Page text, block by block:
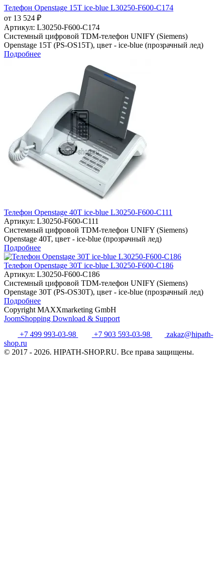
Телефон Openstage 15T ice-blue L30250-F600-C174
от 13 524 ₽
Артикул: L30250-F600-C174
Системный цифровой TDM-телефон UNIFY (Siemens)
Openstage 15T (PS-OS15T), цвет - ice-blue (прозрачный лед)
Подробнее
Телефон Openstage 40T ice-blue L30250-F600-C111
Артикул: L30250-F600-C111
Системный цифровой TDM-телефон UNIFY (Siemens)
Openstage 40T, цвет - ice-blue (прозрачный лед)
Подробнее
Телефон Openstage 30T ice-blue L30250-F600-C186
Артикул: L30250-F600-C186
Системный цифровой TDM-телефон UNIFY (Siemens)
Openstage 30T (PS-OS30T), цвет - ice-blue (прозрачный лед)
Подробнее
Copyright MAXXmarketing GmbH
JoomShopping Download & Support
+7 499 993-03-98
+7 903 593-03-98
zakaz@hipath-
shop.ru
© 2017 - 2026. HIPATH-SHOP.RU. Все права защищены.